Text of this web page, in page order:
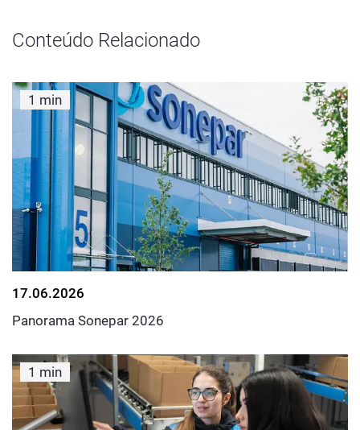
Conteúdo Relacionado
1 min
17.06.2026
Panorama Sonepar 2026
1 min